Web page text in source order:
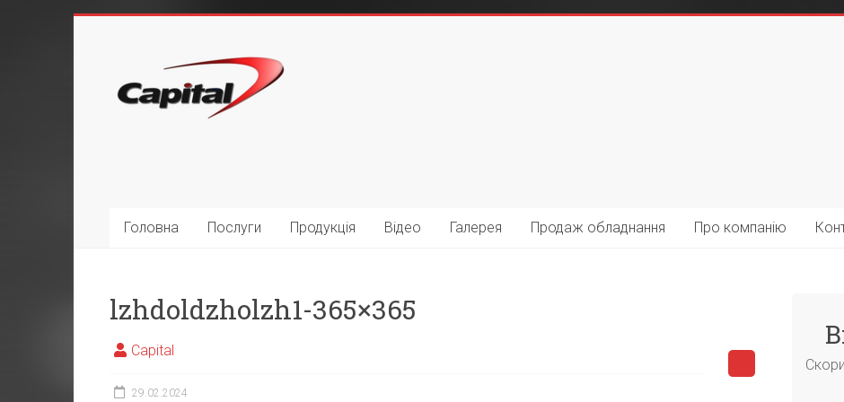
Головна Послуги Продукція Відео Галерея Продаж обладнання Про компанію
lzhdoldzholzh1-365×365
Capital
29.02.2024